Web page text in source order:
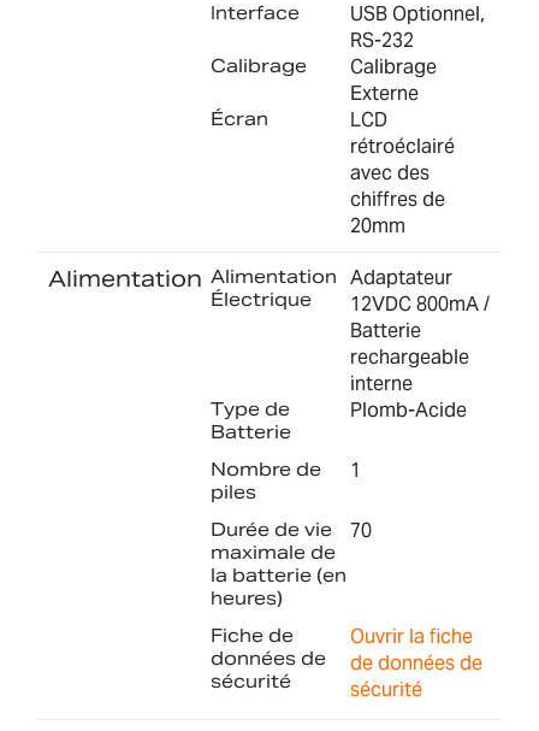
Interface
USB Optionnel,
RS-232
Calibrage
Calibrage
Externe
Écran
LCD
rétroéclairé
avec des
chiffres de
20mm
Alimentation Alimentation
Électrique
Adaptateur
12VDC 800mA /
Batterie
rechargeable
interne
Type de
Batterie
Plomb-Acide
Nombre de
piles
1
Durée de vie
maximale de
la batterie (en
heures)
70
Fiche de
données de
sécurité
Ouvrir la fiche
de données de
sécurité